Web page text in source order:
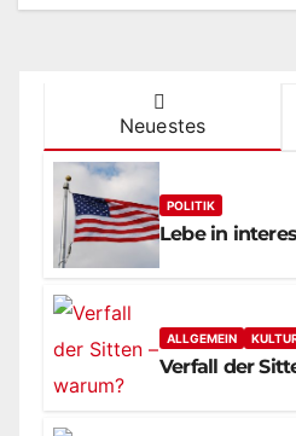
Neuestes
POLITIK
Lebe in
ALLGEMEIN
Verfall der